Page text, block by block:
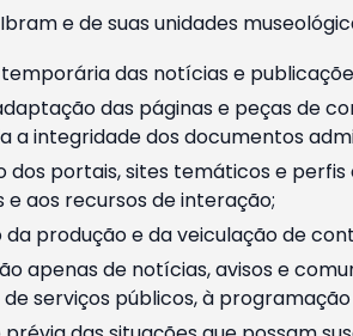
e de suas unidades
das notícias e
das páginas e peças de
a integridade dos documentos
dos portais, sites temáticos e perfis
e aos recursos de interação;
da produção e da veiculação de
apenas de notícias, avisos e
serviços públicos, à